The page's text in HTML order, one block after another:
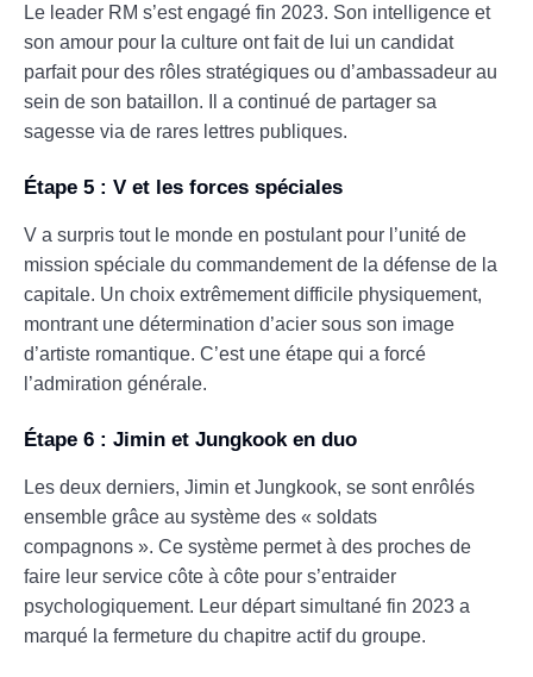
Le leader RM s’est engagé fin 2023. Son intelligence et
son amour pour la culture ont fait de lui un candidat
parfait pour des rôles stratégiques ou d’ambassadeur au
sein de son bataillon. Il a continué de partager sa
sagesse via de rares lettres publiques.
Étape 5 : V et les forces spéciales
V a surpris tout le monde en postulant pour l’unité de
mission spéciale du commandement de la défense de la
capitale. Un choix extrêmement difficile physiquement,
montrant une détermination d’acier sous son image
d’artiste romantique. C’est une étape qui a forcé
l’admiration générale.
Étape 6 : Jimin et Jungkook en duo
Les deux derniers, Jimin et Jungkook, se sont enrôlés
ensemble grâce au système des « soldats
compagnons ». Ce système permet à des proches de
faire leur service côte à côte pour s’entraider
psychologiquement. Leur départ simultané fin 2023 a
marqué la fermeture du chapitre actif du groupe.